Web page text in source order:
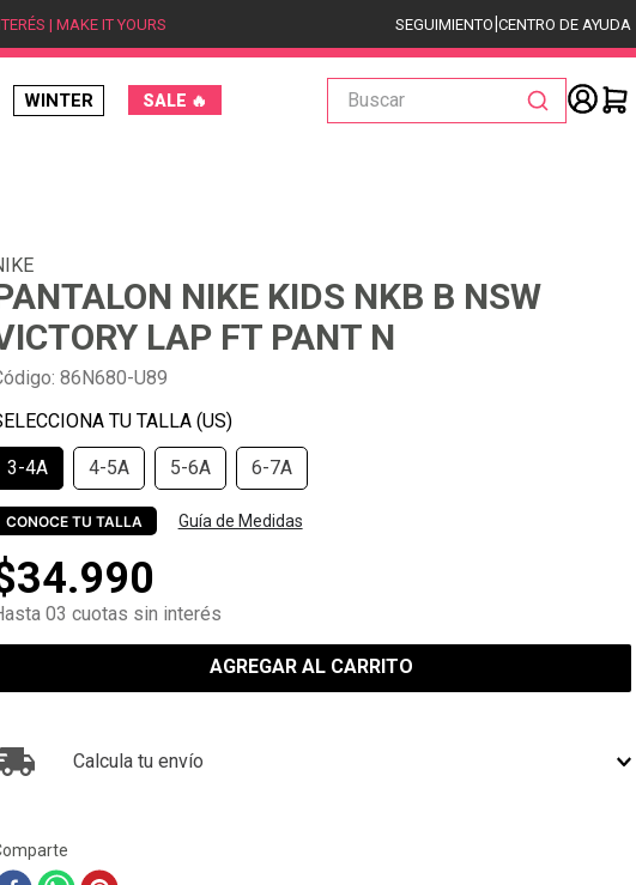
| MAKE IT YOURS SEGUIMIENTO|CENTRO DE AYUDA
WINTER SALE 🔥
Buscar
NIKE KIDS NKB B NSW
LAP FT PANT N
: 86N680-U89
3-4A 4-5A 5-6A 6-7A
CONOCE TU TALLA Guía de Medidas
34.990
03 cuotas sin interés
AGREGAR AL CARRITO
Calcula tu envío